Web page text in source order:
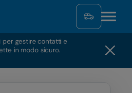
per gestire contatti e
in modo sicuro.